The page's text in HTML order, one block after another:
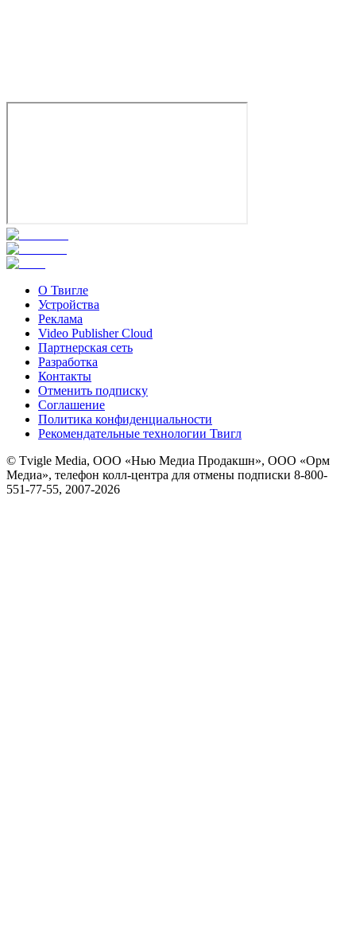
О Твигле
Устройства
Реклама
Video Publisher Cloud
Партнерская сеть
Разработка
Контакты
Отменить подписку
Соглашение
Политика конфиденциальности
Рекомендательные технологии Твигл
© Tvigle Media, ООО «Нью Медиа Продакшн», ООО «Орм
Медиа», телефон колл-центра для отмены подписки 8-800-
551-77-55, 2007-2026